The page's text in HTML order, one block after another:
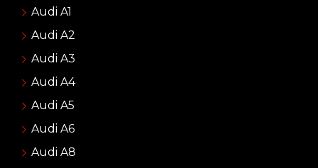
Audi A1
Audi A2
Audi A3
Audi A4
Audi A5
Audi A6
Audi A8